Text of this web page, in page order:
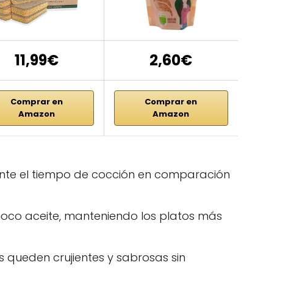
11,99€ 2,60€
Comprar en
Amazon
Comprar en
Amazon
el tiempo de cocción en comparación
aceite, manteniendo los platos más
queden crujientes y sabrosas sin